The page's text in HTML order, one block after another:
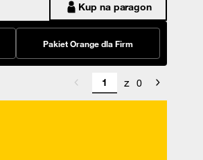
Kup na paragon
Pakiet Orange dla Firm
z 0